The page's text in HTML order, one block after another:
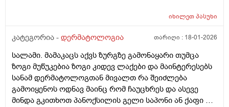
გამჭროდა და რაგაცა მაგრამ ეს პატარა მერე
თხლად კანზე რა შეიძლება იყოს
იხილეთპასუხი
კატეგორია - დერმატოლოგია თარიღი : 18-01-2026
სალამი. მამაკაცს აქვს ზურგზე გამონაყარი თუმცა
ზოგი მუწუკებია ზოგი კიდევ ლაქები და მაინტერესებს
სანამ დერმატოლოგთან მივალთ რა შეიძლება
გამოიყენოს ოდნავ მაინც რომ ჩაუცხრეს და ასევე
მინდა გკითხოთ პანოქსილის გელი საპონი ან ქაფი თუ